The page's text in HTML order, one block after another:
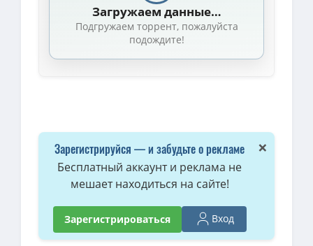
Водный Мир / Waterworld (Кевин Рейнольдс / Kevin Reynolds)
4K — Водный мир / Waterworld (Кевин Рейнольдс / Kevin
1080p — Водный мир / Waterworld (Кевин Рейнольдс / Kevin
4K — Водный мир / Waterworld (1995) BDRip [AV1/2160p] [4K,
1080p — Водный мир / Waterworld (1995) BDRip [H.265/1080p]
Водный мир / Waterworld (Кевин Рейнолдс / Kevin Reynolds)
BDRip — Водный мир / Waterworld (1995) BDRip [H.264] [Ulysses
4K — Водный мир / Waterworld (Кевин Рейнольдс / Kevin
Загружаем данные…
Подгружаем торрент, пожалуйста
подождите!
×
Зарегистрируйся — и забудьте о рекламе
Бесплатный аккаунт и реклама не
мешает находиться на сайте!
Зарегистрироваться Вход